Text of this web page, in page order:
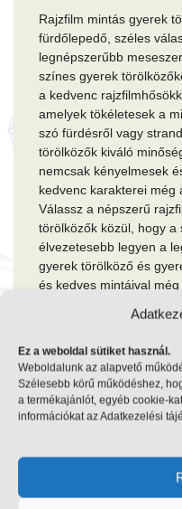
Ez a weboldal sütiket használ.
Weboldalunk az alapvető
Szélesebb körű működéshez,
a termékajánlót, egyéb cookie-
információkat az Adatkezelési
Rajzfilm mintás gyerek
fürdőlepedő, széles
legnépszerűbb
színes gyerek
a kedvenc
amelyek tökéletesek a
szó fürdésről vagy
törölközők kiváló
nemcsak kényelmesek
kedvenc karakterei még
Válassz a népszerű
törölközők közül, hogy
élvezetesebb legyen a
gyerek törölköző és
és kedves mintáival
törölköző saját
kiszállításra.